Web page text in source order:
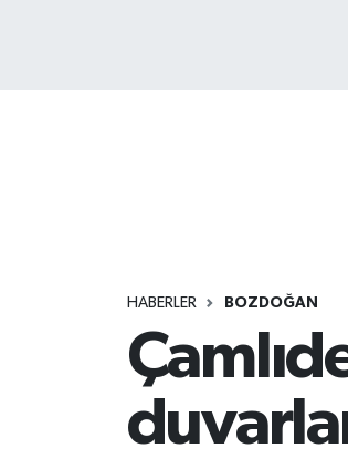
HABERLER BOZDOĞAN